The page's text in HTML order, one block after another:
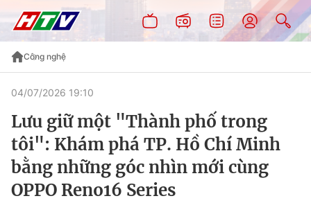
Công nghệ
04/07/2026 19:10
Lưu giữ một "Thành phố trong
tôi": Khám phá TP. Hồ Chí Minh
bằng những góc nhìn mới cùng
OPPO Reno16 Series